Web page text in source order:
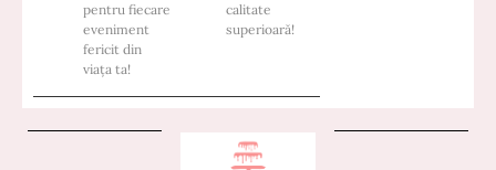
pentru fiecare
eveniment
fericit din
viața ta!
calitate
superioară!